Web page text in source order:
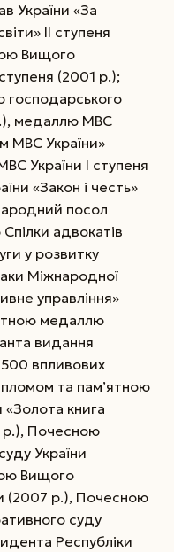
України «За
II ступеня
Вищого
(2001 р.);
медаллю МВС
МВС України»
України І ступеня
«Закон і честь»
посол
адвокатів
у розвитку
Міжнародної
управління»
медаллю
видання
500 впливових
та пам’ятною
книга
р.), Почесною
Украї­ни
Вищого
(2007 р.), Почесною
суду
Республіки